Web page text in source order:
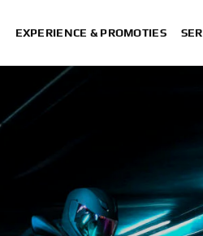
EXPERIENCE & PROMOTIES